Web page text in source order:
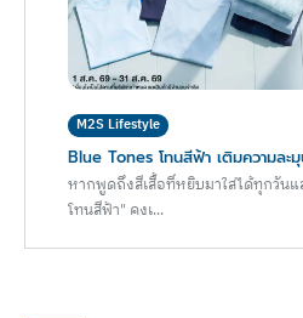
M2S Lifestyle
Blue Tones โทนสีฟ้า เติมความละ
หากพูดถึงสีเสื้อที่หยิบมาใส่ได้ทุกวันแ
โทนสีฟ้า" คงเ...